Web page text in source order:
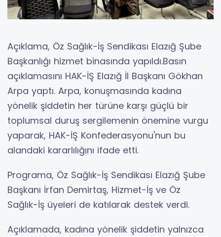
Açıklama, Öz Sağlık-İş Sendikası Elazığ Şube
Başkanlığı hizmet binasında yapıldı.Basın
açıklamasını HAK-İŞ Elazığ İl Başkanı Gökhan
Arpa yaptı. Arpa, konuşmasında kadına
yönelik şiddetin her türüne karşı güçlü bir
toplumsal duruş sergilemenin önemine vurgu
yaparak, HAK-İŞ Konfederasyonu'nun bu
alandaki kararlılığını ifade etti.
Programa, Öz Sağlık-İş Sendikası Elazığ Şube
Başkanı İrfan Demirtaş, Hizmet-İş ve Öz
Sağlık-İş üyeleri de katılarak destek verdi.
Açıklamada, kadına yönelik şiddetin yalnızca